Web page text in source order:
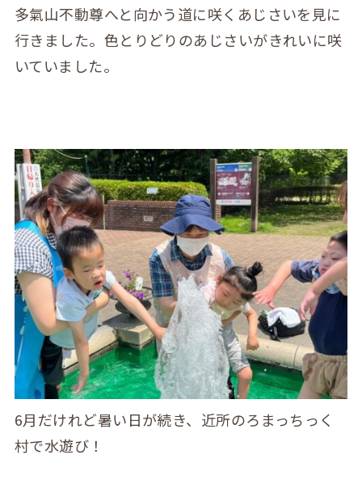
多氣山不動尊へと向かう道に咲くあじさいを見に
行きました。色とりどりのあじさいがきれいに咲
いていました。
6月だけれど暑い日が続き、近所のろまっちっく
村で水遊び！